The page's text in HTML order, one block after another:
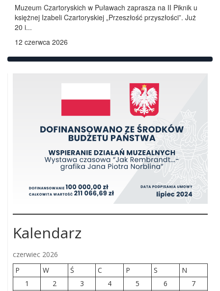
Muzeum Czartoryskich w Puławach zaprasza na II Piknik u
księżnej Izabeli Czartoryskiej „Przeszłość przyszłości”. Już
20 i...
12 czerwca 2026
Kalendarz
czerwiec 2026
P
W Ś C P S
N
1
2 3 4 5 6
7